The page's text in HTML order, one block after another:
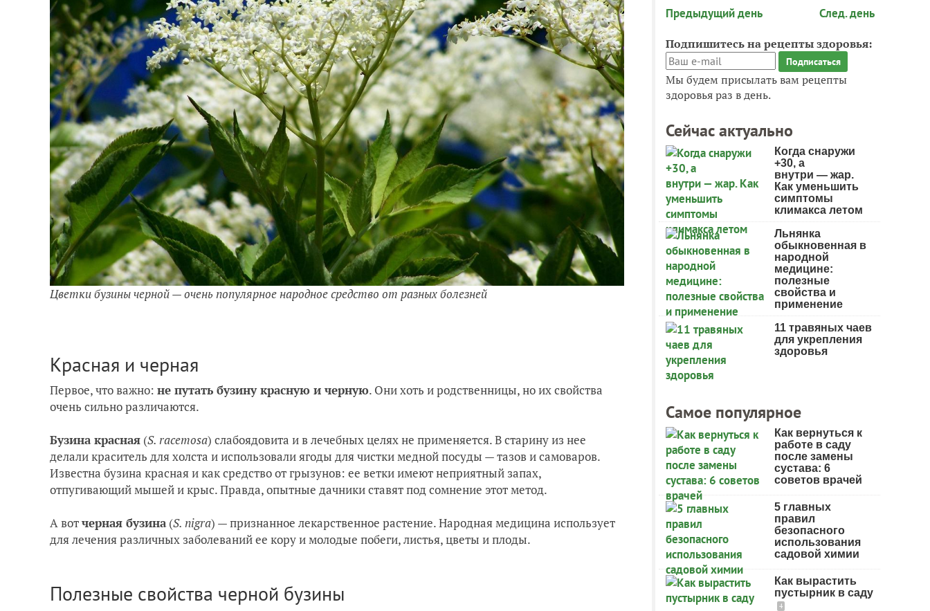
Цветки бузины черной — очень популярное народное средство от разных болезней
Красная и черная
Первое, что важно: не путать бузину красную и черную. Они хоть и родственницы, но их свойства
очень сильно различаются.
Бузина красная (S. racemosa) слабоядовита и в лечебных целях не применяется. В старину из нее
делали краситель для холста и использовали ягоды для чистки медной посуды — тазов и самоваров.
Известна бузина красная и как средство от грызунов: ее ветки имеют неприятный запах,
отпугивающий мышей и крыс. Правда, опытные дачники ставят под сомнение этот метод.
А вотчерная бузина(S. nigra) — признанное лекарственное растение. Народная медицина использует
для лечения различных заболеваний ее кору и молодые побеги, листья, цветы и плоды.
Полезные свойства черной бузины
След. день
Предыдущий день
Подпишитесь на рецепты здоровья:
Мы будем присылать вам рецепты
здоровья раз в день.
Сейчас актуально
Когда снаружи
+30, а
внутри — жар.
Как уменьшить
симптомы
климакса летом
Льнянка
обыкновенная в
народной
медицине:
полезные
свойства и
применение
11 травяных чаев
для укрепления
здоровья
Самое популярное
Как вернуться к
работе в саду
после замены
сустава: 6
советов врачей
5 главных
правил
безопасного
использования
садовой химии
Как вырастить
пустырник в саду
4